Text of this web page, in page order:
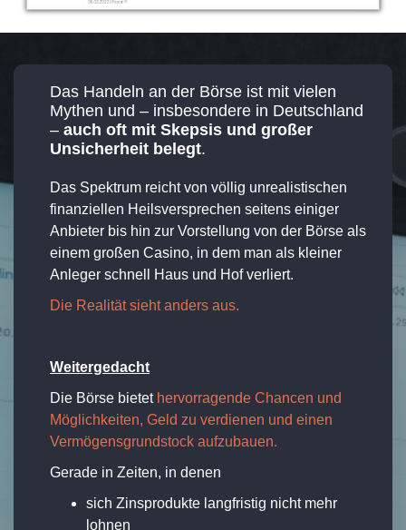
Das Handeln an der Börse ist mit vielen
Mythen und – insbesondere in Deutschland
– auch oft mit Skepsis und großer
Unsicherheit belegt.
Das Spektrum reicht von völlig unrealistischen
finanziellen Heilsversprechen seitens einiger
Anbieter bis hin zur Vorstellung von der Börse als
einem großen Casino, in dem man als kleiner
Anleger schnell Haus und Hof verliert.
Die Realität sieht anders aus.
Weitergedacht
Die Börse bietet hervorragende Chancen und
Möglichkeiten, Geld zu verdienen und einen
Vermögensgrundstock aufzubauen.
Gerade in Zeiten, in denen
sich Zinsprodukte langfristig nicht mehr
lohnen